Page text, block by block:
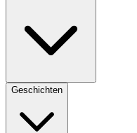
Geschichten